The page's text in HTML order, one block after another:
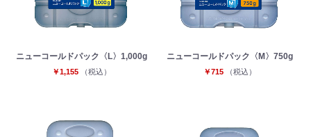
ニューコールドパック〈L〉1,000g
￥1,155 （税込）
ニューコールドパック〈M〉750g
￥715 （税込）